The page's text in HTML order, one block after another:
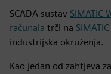
SCADA sustav SIMATIC
računala trči na
industrijska okruženja.
Kao jedan od zahtjeva